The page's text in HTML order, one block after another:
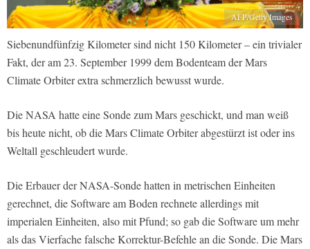
AFP/Getty Images
Siebenundfünfzig Kilometer sind nicht 150 Kilometer – ein trivialer
Fakt, der am 23. September 1999 dem Bodenteam der Mars
Climate Orbiter extra schmerzlich bewusst wurde.
Die NASA hatte eine Sonde zum Mars geschickt, und man weiß
bis heute nicht, ob die Mars Climate Orbiter abgestürzt ist oder ins
Weltall geschleudert wurde.
Die Erbauer der NASA-Sonde hatten in metrischen Einheiten
gerechnet, die Software am Boden rechnete allerdings mit
imperialen Einheiten, also mit Pfund; so gab die Software um mehr
als das Vierfache falsche Korrektur-Befehle an die Sonde. Die Mars